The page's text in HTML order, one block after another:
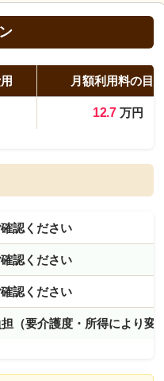
月額利用料の目
12.7万円
認ください
認ください
認ください
（要介護度・所得により変